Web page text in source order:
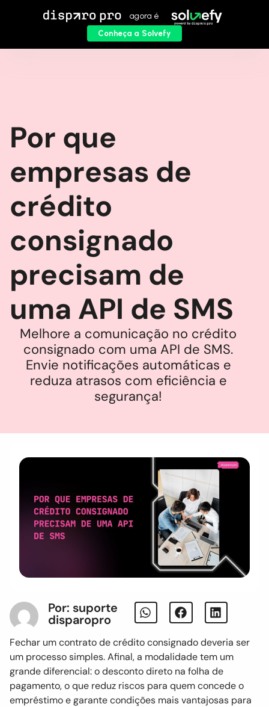
Por que
empresas de
crédito
consignado
precisam de
uma API de SMS
Melhore a comunicação no crédito
consignado com uma API de SMS.
Envie notificações automáticas e
reduza atrasos com eficiência e
segurança!
Por: suporte
disparopro
Fechar um contrato de crédito consignado deveria ser
um processo simples. Afinal, a modalidade tem um
grande diferencial: o desconto direto na folha de
pagamento, o que reduz riscos para quem concede o
empréstimo e garante condições mais vantajosas para
agora é
Conheça a Solvefy